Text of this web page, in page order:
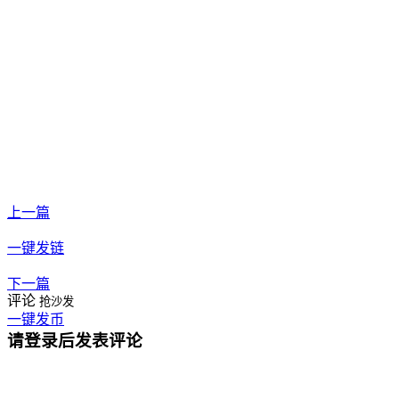
上一篇
一键发链
下一篇
一键发币
评论 抢沙发
请登录后发表评论